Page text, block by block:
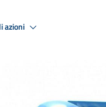
azioni